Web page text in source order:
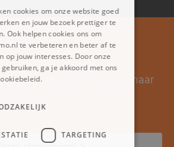
maken? Kom dan naar
cookies om onze website goed
en jouw bezoek prettiger te
Ook helpen cookies ons om
te verbeteren en beter af te
op jouw interesses. Door onze
ga je akkoord met ons
TARGETING